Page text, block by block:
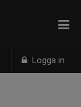
Logga in